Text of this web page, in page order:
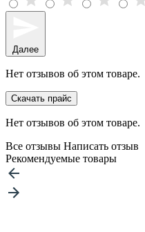
Далее
Нет отзывов об этом товаре.
Скачать прайс
Нет отзывов об этом товаре.
Все отзывы Написать отзыв
Рекомендуемые товары